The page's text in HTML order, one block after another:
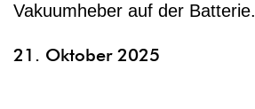
Vakuumheber auf der Batterie.
21. Oktober 2025